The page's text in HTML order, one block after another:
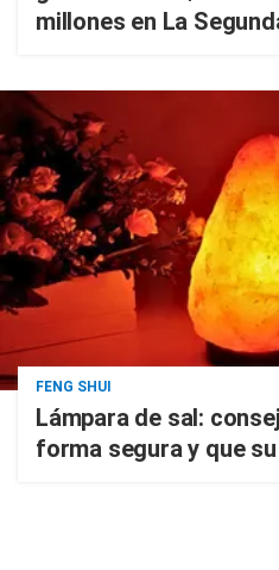
millones en La
FENG SHUI
Lámpara de sal:
forma segura y que